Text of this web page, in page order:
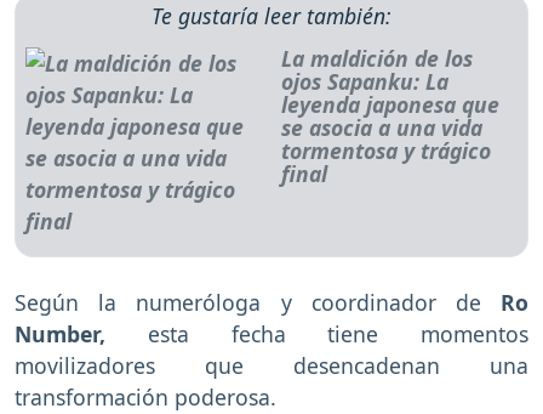
Te gustaría leer también:
La maldición de los
ojos Sapanku: La
leyenda japonesa que
se asocia a una vida
tormentosa y trágico
final
Según la numeróloga y coordinador de Ro
Number, esta fecha tiene momentos
movilizadores que desencadenan una
transformación poderosa.